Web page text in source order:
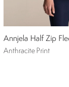
Annjela Half Zip
Anthracite Print